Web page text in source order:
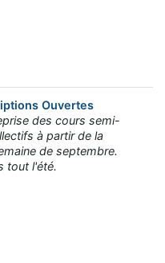
Ouvertes
des cours semi-
à partir de la
de septembre.
tout l'été.